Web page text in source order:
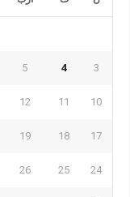
3
4
5
10
11
12
17
18
19
24
25
26